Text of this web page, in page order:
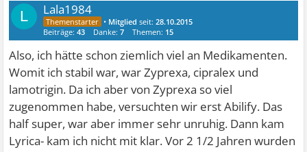
L Lala1984
• Mitglied seit:28.10.2015
Beiträge:43 Danke:7 Themen: 15
Also, ich hätte schon ziemlich viel an Medikamenten.
Womit ich stabil war, war Zyprexa, cipralex und
lamotrigin. Da ich aber von Zyprexa so viel
zugenommen habe, versuchten wir erst Abilify. Das
half super, war aber immer sehr unruhig. Dann kam
Lyrica- kam ich nicht mit klar. Vor 2 1/2 Jahren wurden